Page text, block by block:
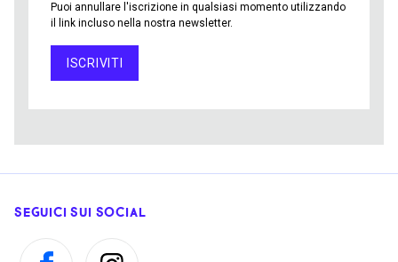
Puoi annullare l'iscrizione in qualsiasi momento utilizzando
il link incluso nella nostra newsletter.
ISCRIVITI
SEGUICI SUI SOCIAL